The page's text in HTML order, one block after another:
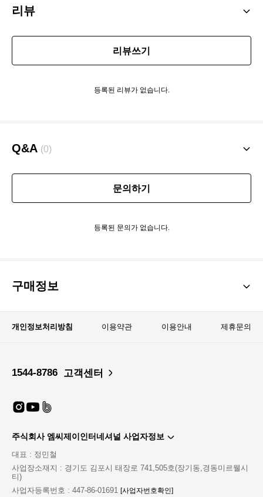
리뷰
리뷰쓰기
등록된 리뷰가 없습니다.
Q&A (0)
문의하기
등록된 문의가 없습니다.
구매정보
개인정보처리방침 이용약관 이용안내 제휴문의
1544-8786 고객센터
주식회사 엠씨제이인터네셔널 사업자정보
대표 : 정민철
사업장소재지 : 경기도 김포시 태장로 741,505호(장기동,경동미르웰시
티)
사업자등록번호 : 447-86-01691 [사업자번호확인]